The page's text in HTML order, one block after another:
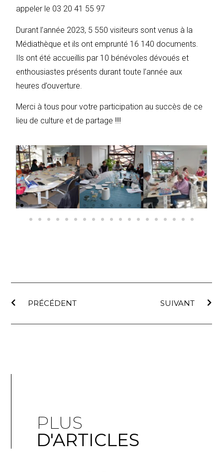
appeler le 03 20 41 55 97
Durant l’année 2023, 5 550 visiteurs sont venus à la
Médiathèque et ils ont emprunté 16 140 documents.
Ils ont été accueillis par 10 bénévoles dévoués et
enthousiastes présents durant toute l’année aux
heures d’ouverture.
Merci à tous pour votre participation au succès de ce
lieu de culture et de partage !!!!
PRÉCÉDENT SUIVANT
PLUS
D'ARTICLES